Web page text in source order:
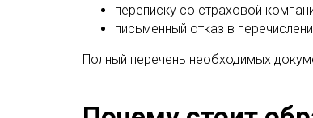
переписку со страховой
письменный отказ в
Полный перечень необходимых